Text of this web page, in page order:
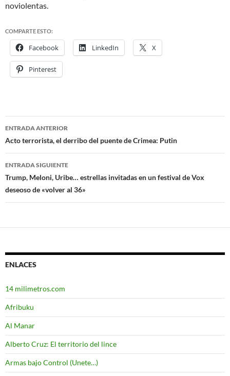
noviolentas.
COMPARTE ESTO:
Facebook LinkedIn X
Pinterest
Navegación
de
entradas
ENTRADA ANTERIOR
Acto terrorista, el derribo del puente de Crimea: Putin
ENTRADA SIGUIENTE
Trump, Meloni, Uribe… estrellas invitadas en un festival de Vox
deseoso de «volver al 36»
ENLACES
14 milimetros.com
Afribuku
Al Manar
Alberto Cruz: El territorio del lince
Armas bajo Control (Unete…)